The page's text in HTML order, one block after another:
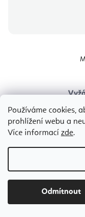
Používáme cookies,
prohlížení webu a
Více informací zde.
Odmítnout
SPX/MPX V2 Max